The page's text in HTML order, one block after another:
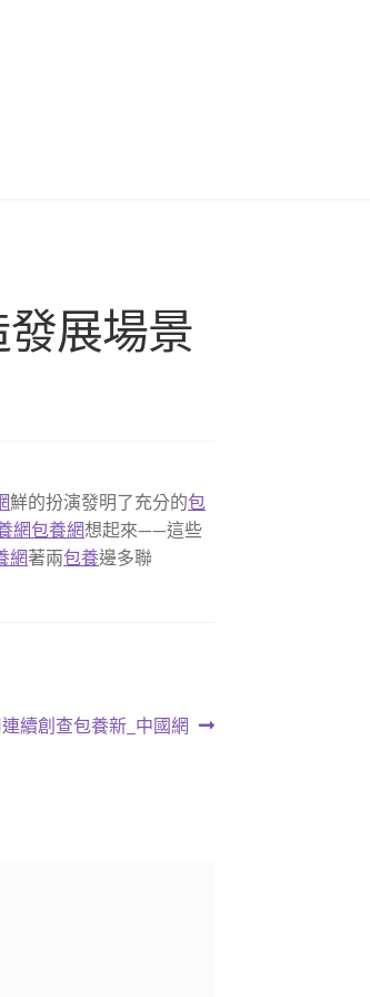
發展場景
鮮的扮演發明了充分的包
網包養網想起來——這些
網著兩包養邊多聯
續創查包養新_中國網